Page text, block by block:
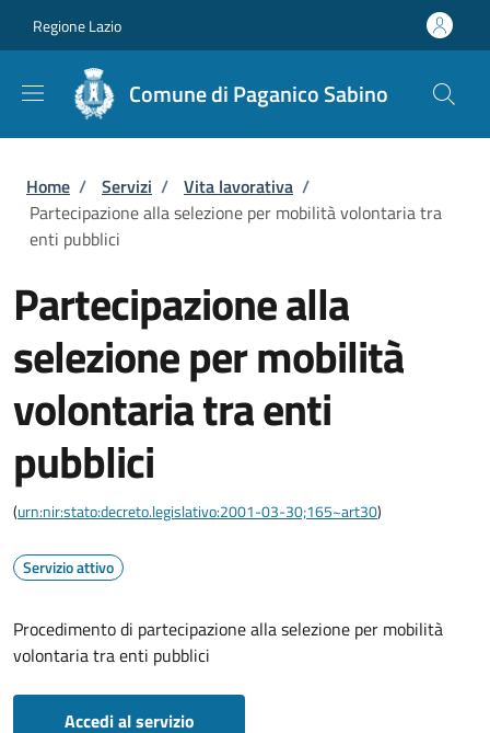
Regione Lazio
Comune di Paganico Sabino
Briciole di pane
Home / Servizi / Vita lavorativa /
Partecipazione alla selezione per mobilità volontaria tra
enti pubblici
Partecipazione alla
selezione per mobilità
volontaria tra enti
pubblici
(urn:nir:stato:decreto.legislativo:2001-03-30;165~art30)
Servizio attivo
Procedimento di partecipazione alla selezione per mobilità
volontaria tra enti pubblici
Accedi al servizio